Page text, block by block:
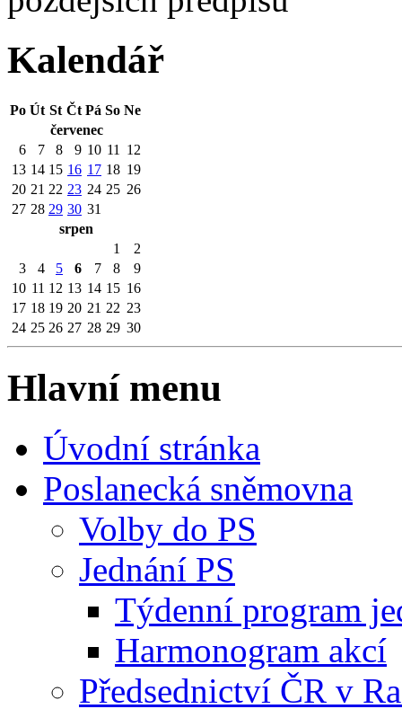
Kalendář
Po Út St Čt Pá So Ne
červenec
6
7 8 9 10 11
12
13 14 15 16 17 18 19
20 21 22 23 24 25 26
27 28 29 30 31
srpen
1
2
3
4 5 6 7 8
9
10 11 12 13 14 15 16
17 18 19 20 21 22 23
24 25 26 27 28 29 30
Hlavní menu
Úvodní stránka
Poslanecká sněmovna
Volby do PS
Jednání PS
Týdenní program
Harmonogram akcí
Předsednictví ČR v